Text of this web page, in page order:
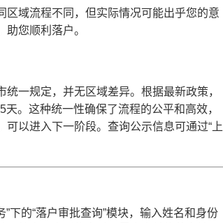
域流程不同，但实际情况可能出乎您的意
您顺利落户。
一规定，并无区域差异。根据最新政策，
。这种统一性确保了流程的公平和高效，
以进入下一阶段。查询公示信息可通过“上
下的“落户审批查询”模块，输入姓名和身份